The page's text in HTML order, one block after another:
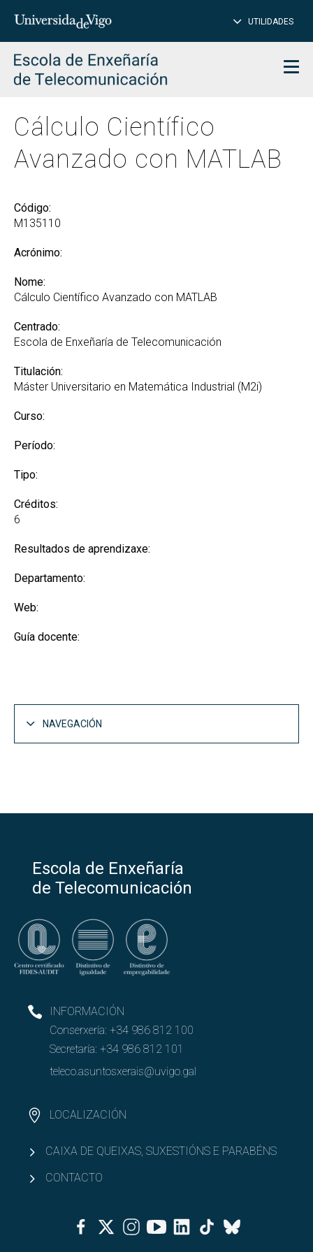
Introduce
para
buscar
UTILIDADES
Cálculo Científico
Avanzado con MATLAB
Código:
M135110
Acrónimo:
Nome:
Cálculo Científico Avanzado con MATLAB
Centrado:
Escola de Enxeñaría de Telecomunicación
Titulación:
Máster Universitario en Matemática Industrial (M2i)
Curso:
Período:
Tipo:
Créditos:
6
Resultados de aprendizaxe:
Departamento:
Web:
Guía docente:
NAVEGACIÓN
Escola de Enxeñaría
de Telecomunicación
INFORMACIÓN
Conserxería: +34 986 812 100
Secretaría: +34 986 812 101
teleco.asuntosxerais@uvigo.gal
LOCALIZACIÓN
CAIXA DE QUEIXAS, SUXESTIÓNS E PARABÉNS
CONTACTO
FacebookTwitterInstagramYoutubeLinkedinTiktok
Bluesky